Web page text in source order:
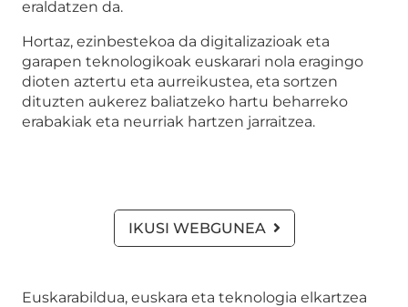
eraldatzen da.
Hortaz, ezinbestekoa da digitalizazioak eta
garapen teknologikoak euskarari nola eragingo
dioten aztertu eta aurreikustea, eta sortzen
dituzten aukerez baliatzeko hartu beharreko
erabakiak eta neurriak hartzen jarraitzea.
IKUSI WEBGUNEA
Euskarabildua, euskara eta teknologia elkartzea